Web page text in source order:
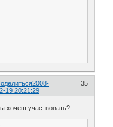
35
2008-
19 20:21:29
хочеш участвовать?